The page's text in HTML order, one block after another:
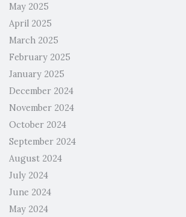
May 2025
April 2025
March 2025
February 2025
January 2025
December 2024
November 2024
October 2024
September 2024
August 2024
July 2024
June 2024
May 2024